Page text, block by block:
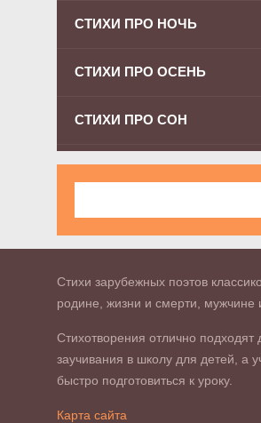
СТИХИ ПРО НОЧЬ
СТИХИ ПРО ОСЕНЬ
СТИХИ ПРО СОН
Стихи зарубежных поэтов
родине, жизни и смерти,
Стихотворения отлично подходят
заучивания в школу для детей, а
быстро подготовиться к уроку.
Карта сайта